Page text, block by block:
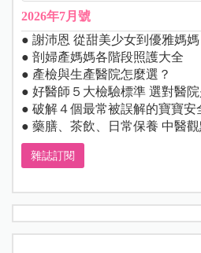
2026年7月號
● 謝沛恩 從甜美少女到優雅媽媽
● 剖婦產媽媽各階段照護大全
● 產檢與生產醫院怎麼選？
● 好醫師５大檢驗標準 選對醫
● 破解４個最常被誤解的寶寶安
● 藥膳、茶飲、日常保養 中醫
雜誌訂閱